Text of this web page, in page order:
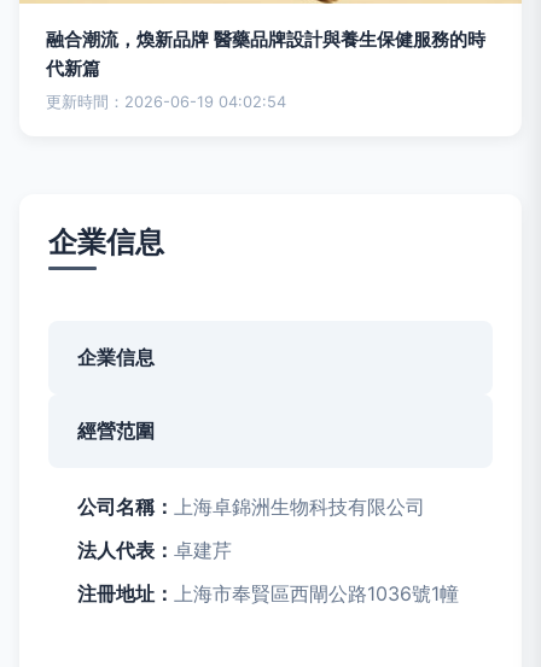
融合潮流，煥新品牌 醫藥品牌設計與養生保健服務的時
代新篇
更新時間：2026-06-19 04:02:54
企業信息
企業信息
經營范圍
公司名稱： 上海卓錦洲生物科技有限公司
法人代表： 卓建芹
注冊地址： 上海市奉賢區西閘公路1036號1幢